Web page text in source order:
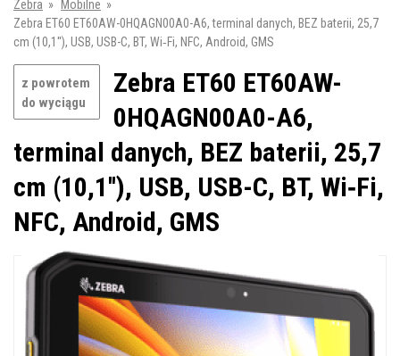
Zebra » Mobilne »
Zebra ET60 ET60AW-0HQAGN00A0-A6, terminal danych, BEZ baterii, 25,7
cm (10,1''), USB, USB-C, BT, Wi‑Fi, NFC, Android, GMS
z powrotem
do wyciągu
Zebra ET60 ET60AW-
0HQAGN00A0-A6,
terminal danych, BEZ baterii, 25,7
cm (10,1''), USB, USB-C, BT, Wi‑Fi,
NFC, Android, GMS